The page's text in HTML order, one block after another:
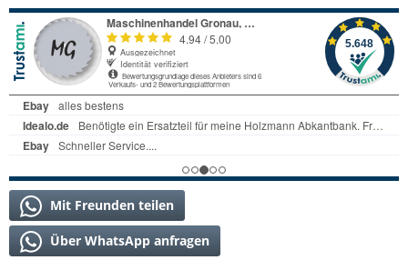
Mit Freunden teilen
Über WhatsApp anfragen